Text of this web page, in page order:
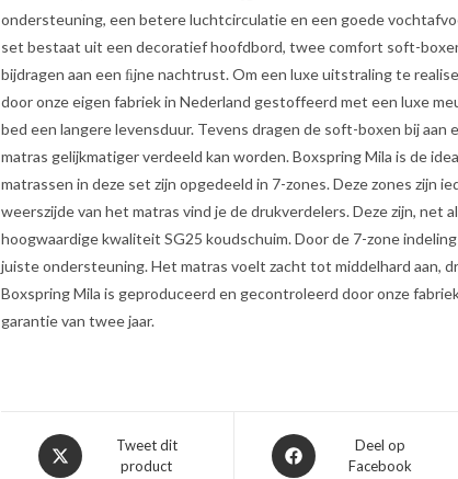
ondersteuning, een betere luchtcirculatie en een goede
set bestaat uit een decoratief hoofdbord, twee comfort soft-
bijdragen aan een ﬁjne nachtrust. Om een luxe uitstraling te
door onze eigen fabriek in Nederland gestoffeerd met een luxe
bed een langere levensduur. Tevens dragen de soft-boxen bij
matras gelijkmatiger verdeeld kan worden. Boxspring Mila is de
matrassen in deze set zijn opgedeeld in 7-zones. Deze zones zijn
weerszijde van het matras vind je de drukverdelers. Deze zijn, net
hoogwaardige kwaliteit SG25 koudschuim. Door de 7-zone
juiste ondersteuning. Het matras voelt zacht tot middelhard aan,
Boxspring Mila is geproduceerd en gecontroleerd door onze
garantie van twee jaar.
Opent
in
Tweet dit
product
Opent
in
Deel op
Facebook